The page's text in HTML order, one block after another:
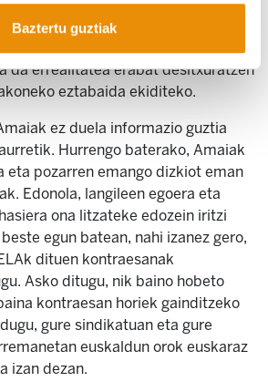
Baztertu guztiak
erasotzeko erabiltzen
eta enpresen aurrean
da, ez beste sindikatuen aurrean).
da errealitatea erabat desitxuratzen
eztabaida ekiditeko.
ez duela informazio guztia
Hurrengo baterako, Amaiak
eta pozarren emango dizkiot eman
Edonola, langileen egoera eta
ona litzateke edozein iritzi
egun batean, nahi izanez gero,
dituen kontraesanak
Asko ditugu, nik baino hobeto
kontraesan horiek gainditzeko
gure sindikatuan eta gure
euskaldun orok euskaraz
izan dezan.